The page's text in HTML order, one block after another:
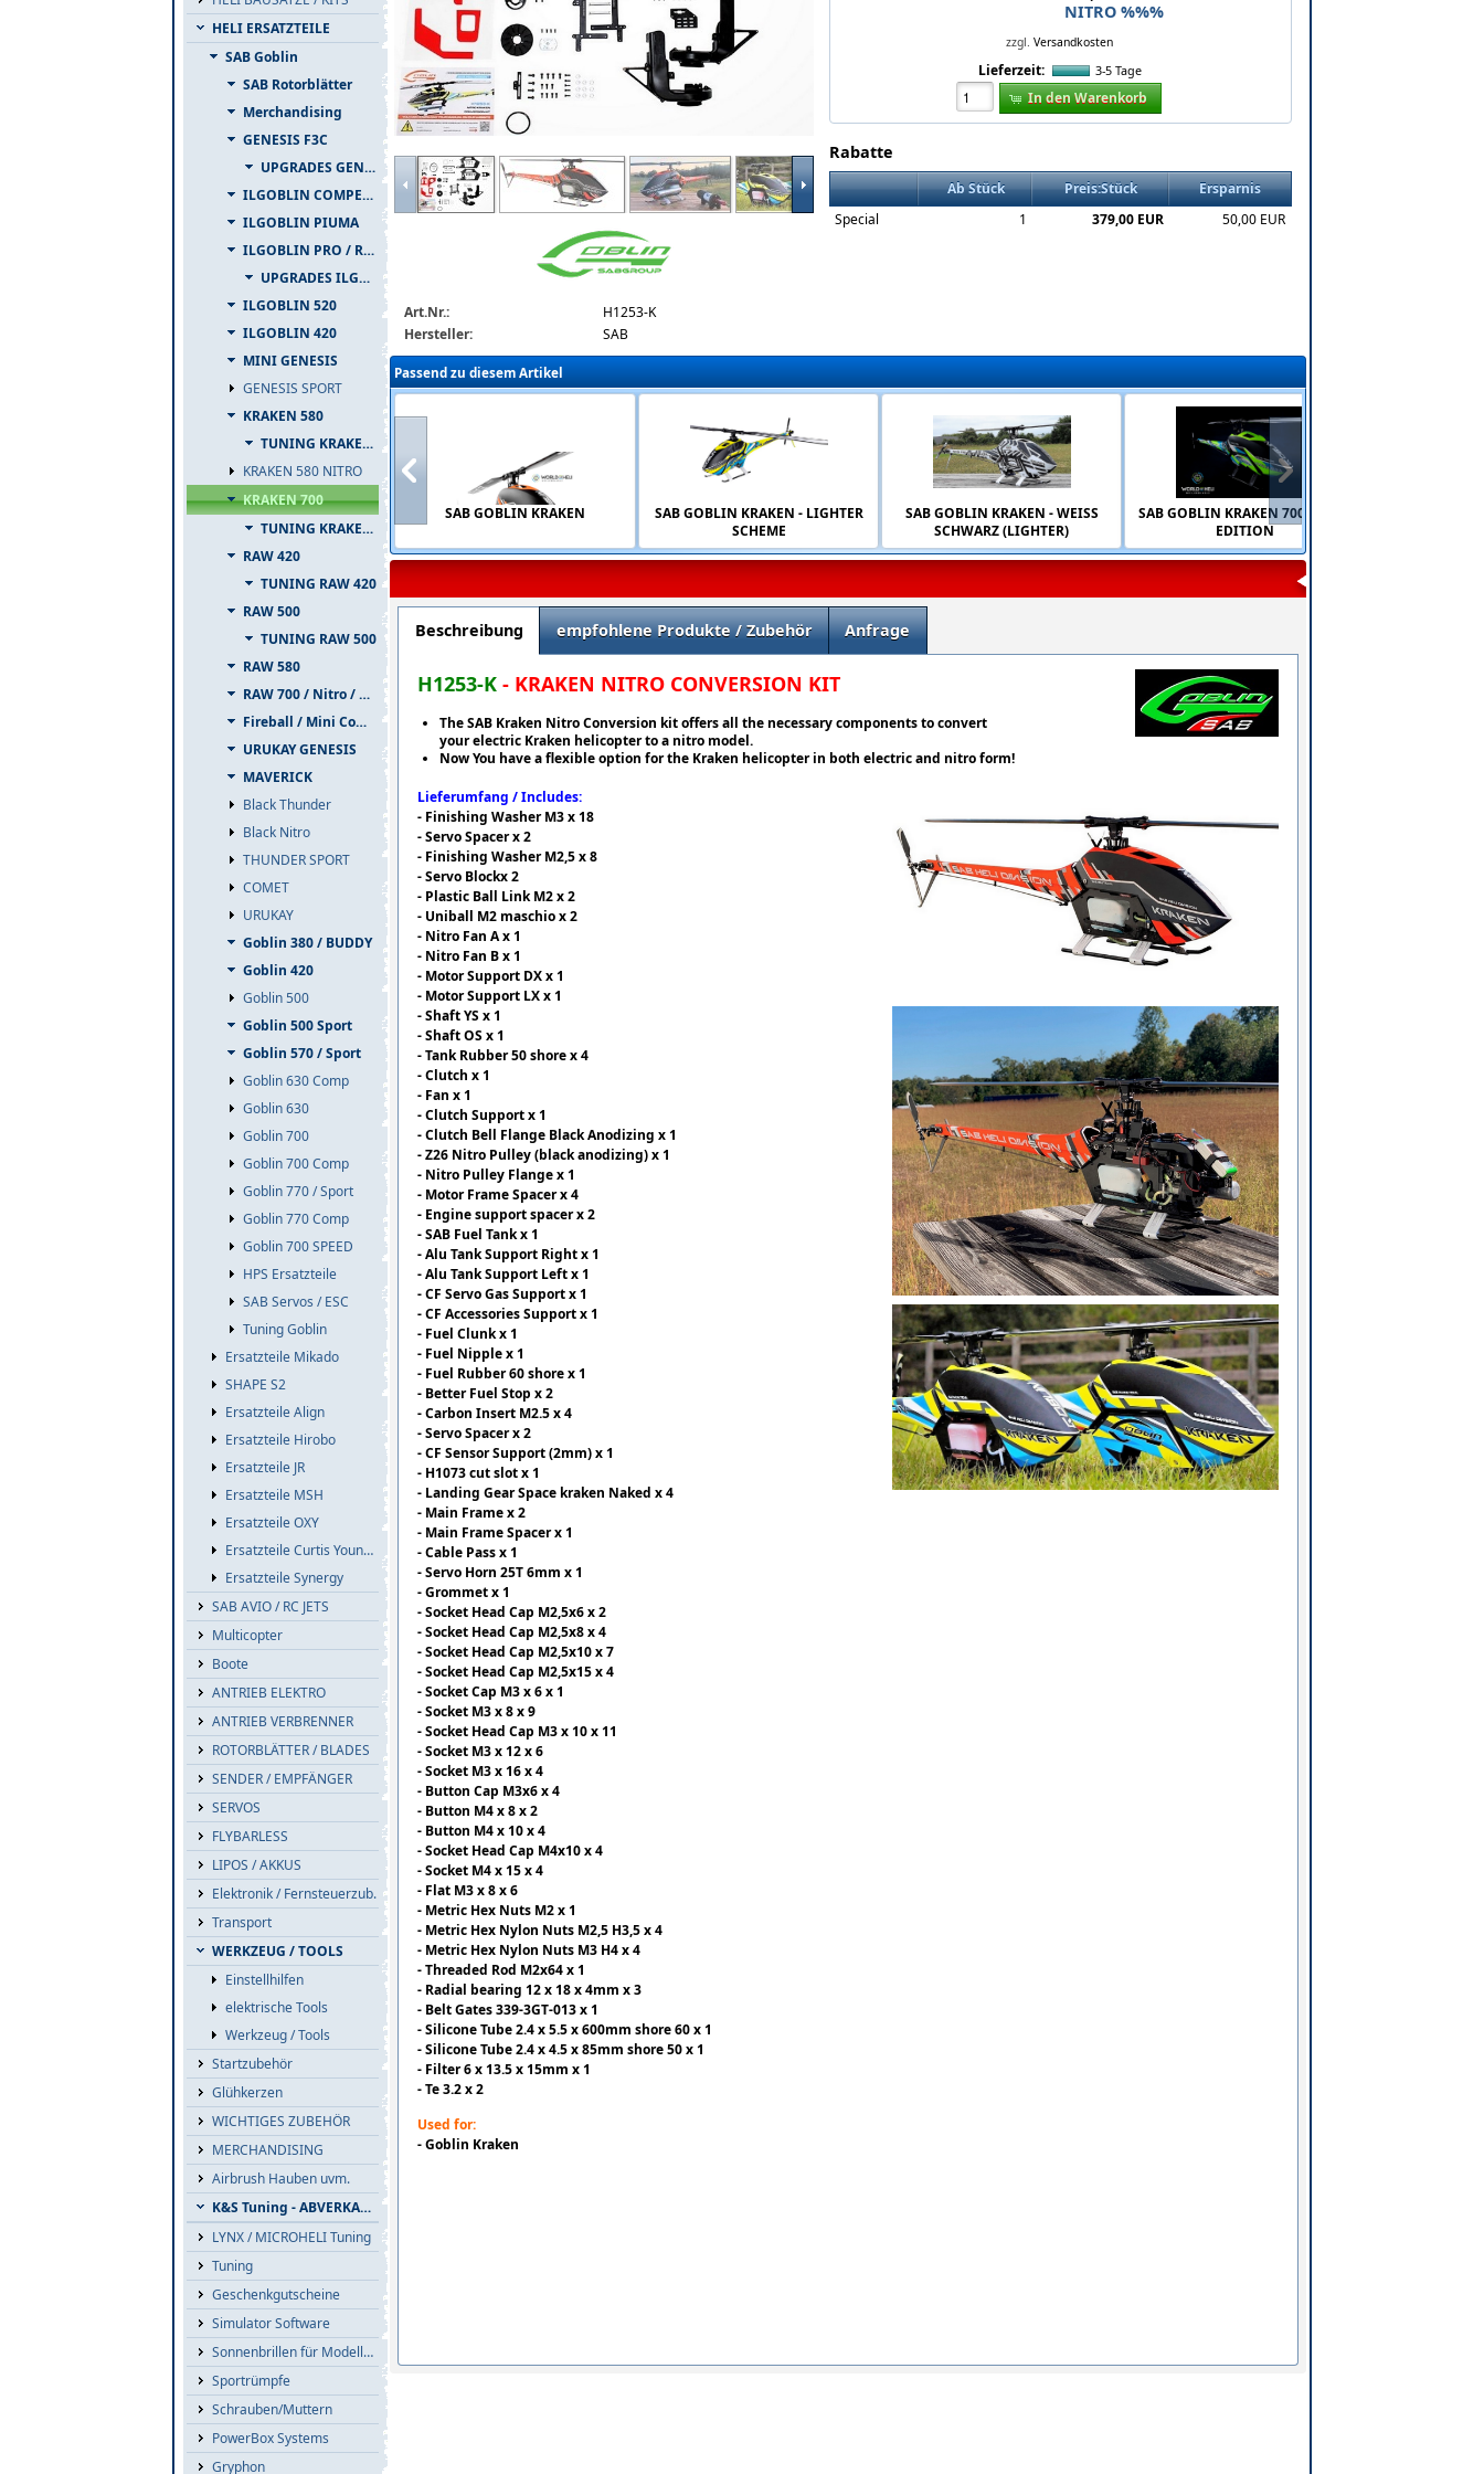
HELI ERSATZTEILE
SAB Goblin
SAB Rotorblätter
Merchandising
GENESIS F3C
UPGRADES GENESIS F3C
ILGOBLIN COMPETIZIONE
ILGOBLIN PIUMA
ILGOBLIN PRO / RAW 700
UPGRADES ILGOBLIN PRO / RAW 700
ILGOBLIN 520
ILGOBLIN 420
MINI GENESIS
GENESIS SPORT
KRAKEN 580
TUNING KRAKEN 580
KRAKEN 580 NITRO
KRAKEN 700
TUNING KRAKEN 700
RAW 420
TUNING RAW 420
RAW 500
TUNING RAW 500
RAW 580
RAW 700 / Nitro / PIUMA
Fireball / Mini Comet
URUKAY GENESIS
MAVERICK
Black Thunder
Black Nitro
THUNDER SPORT
COMET
URUKAY
Goblin 380 / BUDDY
Goblin 420
Goblin 500
Goblin 500 Sport
Goblin 570 / Sport
Goblin 630 Comp
Goblin 630
Goblin 700
Goblin 700 Comp
Goblin 770 / Sport
Goblin 770 Comp
Goblin 700 SPEED
HPS Ersatzteile
SAB Servos / ESC
Tuning Goblin
Ersatzteile Mikado
SHAPE S2
Ersatzteile Align
Ersatzteile Hirobo
Ersatzteile JR
Ersatzteile MSH
Ersatzteile OXY
Ersatzteile Curtis Youngblood
Ersatzteile Synergy
SAB AVIO / RC JETS
Multicopter
Boote
ANTRIEB ELEKTRO
ANTRIEB VERBRENNER
ROTORBLÄTTER / BLADES
SENDER / EMPFÄNGER
SERVOS
FLYBARLESS
LIPOS / AKKUS
Elektronik / Fernsteuerzub.
Transport
WERKZEUG / TOOLS
Einstellhilfen
elektrische Tools
Werkzeug / Tools
Startzubehör
Glühkerzen
WICHTIGES ZUBEHÖR
MERCHANDISING
Airbrush Hauben uvm.
K&S Tuning - ABVERKAUF
LYNX / MICROHELI Tuning
Tuning
Geschenkgutscheine
Simulator Software
Sonnenbrillen für Modellflieger
Sportrümpfe
Schrauben/Muttern
PowerBox Systems
Gryphon
sab-h1253-k-nitro-conversion-kit-kraken.jpg
Art.Nr.:
H1253-K
Hersteller:
SAB
NITRO %%%
zzgl. Versandkosten
Lieferzeit: 3-5 Tage
In den Warenkorb
Rabatte
Ab Stück Preis:Stück
Ersparnis
Special
1 379,00 EUR 50,00 EUR
Passend zu diesem Artikel
SAB GOBLIN KRAKEN
SAB GOBLIN KRAKEN - LIGHTER
SCHEME
SAB GOBLIN KRAKEN - WEISS
SCHWARZ (LIGHTER)
SAB GOBLIN KRAKEN 700 - WOH
EDITION
Beschreibung empfohlene Produkte / Zubehör Anfrage
H1253-K - KRAKEN NITRO CONVERSION KIT
The SAB Kraken Nitro Conversion kit offers all the necessary components to convert
your electric Kraken helicopter to a nitro model.
Now You have a flexible option for the Kraken helicopter in both electric and nitro form!
Lieferumfang / Includes:
- Finishing Washer M3 x 18
- Servo Spacer x 2
- Finishing Washer M2,5 x 8
- Servo Blockx 2
- Plastic Ball Link M2 x 2
- Uniball M2 maschio x 2
- Nitro Fan A x 1
- Nitro Fan B x 1
- Motor Support DX x 1
- Motor Support LX x 1
- Shaft YS x 1
- Shaft OS x 1
- Tank Rubber 50 shore x 4
- Clutch x 1
- Fan x 1
- Clutch Support x 1
- Clutch Bell Flange Black Anodizing x 1
- Z26 Nitro Pulley (black anodizing) x 1
- Nitro Pulley Flange x 1
- Motor Frame Spacer x 4
- Engine support spacer x 2
- SAB Fuel Tank x 1
- Alu Tank Support Right x 1
- Alu Tank Support Left x 1
- CF Servo Gas Support x 1
- CF Accessories Support x 1
- Fuel Clunk x 1
- Fuel Nipple x 1
- Fuel Rubber 60 shore x 1
- Better Fuel Stop x 2
- Carbon Insert M2.5 x 4
- Servo Spacer x 2
- CF Sensor Support (2mm) x 1
- H1073 cut slot x 1
- Landing Gear Space kraken Naked x 4
- Main Frame x 2
- Main Frame Spacer x 1
- Cable Pass x 1
- Servo Horn 25T 6mm x 1
- Grommet x 1
- Socket Head Cap M2,5x6 x 2
- Socket Head Cap M2,5x8 x 4
- Socket Head Cap M2,5x10 x 7
- Socket Head Cap M2,5x15 x 4
- Socket Cap M3 x 6 x 1
- Socket M3 x 8 x 9
- Socket Head Cap M3 x 10 x 11
- Socket M3 x 12 x 6
- Socket M3 x 16 x 4
- Button Cap M3x6 x 4
- Button M4 x 8 x 2
- Button M4 x 10 x 4
- Socket Head Cap M4x10 x 4
- Socket M4 x 15 x 4
- Flat M3 x 8 x 6
- Metric Hex Nuts M2 x 1
- Metric Hex Nylon Nuts M2,5 H3,5 x 4
- Metric Hex Nylon Nuts M3 H4 x 4
- Threaded Rod M2x64 x 1
- Radial bearing 12 x 18 x 4mm x 3
- Belt Gates 339-3GT-013 x 1
- Silicone Tube 2.4 x 5.5 x 600mm shore 60 x 1
- Silicone Tube 2.4 x 4.5 x 85mm shore 50 x 1
- Filter 6 x 13.5 x 15mm x 1
- Te 3.2 x 2
Used for:
- Goblin Kraken